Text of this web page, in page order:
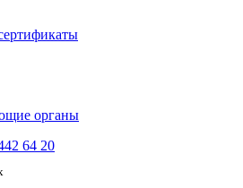
органы
64 20